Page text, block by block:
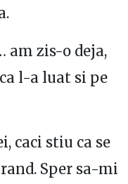
am zis-o deja,
l-a luat si pe
caci stiu ca se
Sper sa-mi